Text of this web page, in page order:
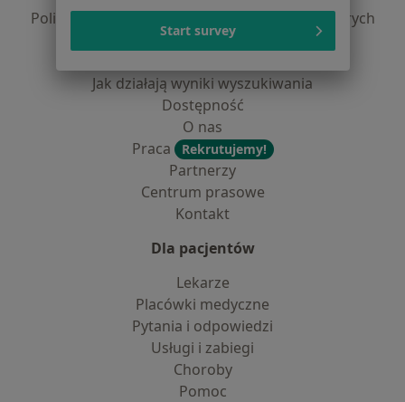
Polityka prywatności dla profesjonalistów, których
dane pozyskaliśmy samodzielnie
Jak działają wyniki wyszukiwania
Dostępność
O nas
Praca
Rekrutujemy!
Partnerzy
Centrum prasowe
Kontakt
Dla pacjentów
Lekarze
Placówki medyczne
Pytania i odpowiedzi
Usługi i zabiegi
Choroby
Pomoc
Start survey